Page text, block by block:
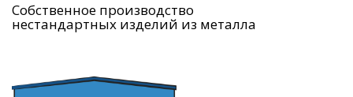
Собственное производство
нестандартных изделий из металла